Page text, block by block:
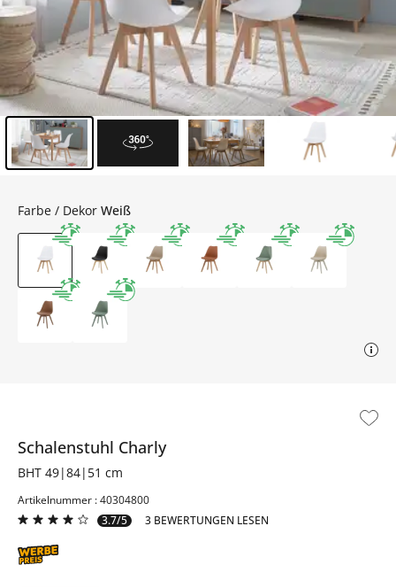
Schalenstuhl Charly
BHT 49|84|51 cm
Artikelnummer : 40304800
3.7/5
3 BEWERTUNGEN LESEN
Farbe / Dekor Weiß